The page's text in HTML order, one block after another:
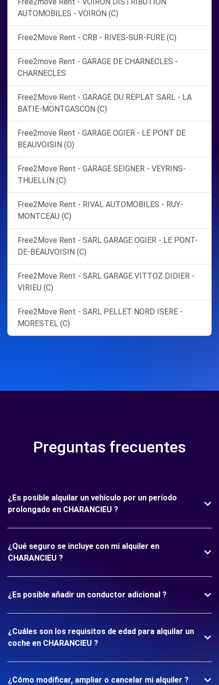
AUTOMOBILES - VOIRON (C)
Free2Move Rent - CRB - RIVES-SUR-FURE (C)
Free2move Rent - GARAGE DE CHARNECLES -
CHARNECLES
Free2Move Rent - GARAGE DU REPLAT SARL - LA
BATIE-MONTGASCON (C)
Free2move Rent - GARAGE OGIER - LE PONT DE
BEAUVOISIN (O)
Free2Move Rent - GARAGE SEIGNER - VEYRINS-
THUELLIN (C)
Free2Move Rent - RIVAL AUTOMOBILES - RUY-
MONTCEAU (C)
Free2Move Rent - SARL GARAGE OGIER - LE PONT-
DE-BEAUVOISIN (C)
Free2Move Rent - SARL GARAGE VITTOZ DIDIER -
VIRIEU (C)
Free2Move Rent - SARL PELLET NORD ISERE -
MORESTEL (C)
Preguntas frecuentes
¿Es posible alquilar un vehículo por un período
prolongado en CHARANCIEU ?
¿Qué seguro se incluye con mi alquiler en
CHARANCIEU ?
¿Es posible añadir un conductor adicional ?
¿Cuáles son los requisitos de edad para alquilar un
coche en CHARANCIEU ?
¿Cómo modificar, ampliar o cancelar mi alquiler ?